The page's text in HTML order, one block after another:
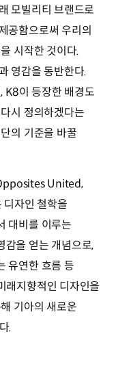
모빌리티 브랜드로
공함으로써 우리의
시작한 것이다.
영감을 동반한다.
K8이 등장한 배경도
시 정의하겠다는
의 기준을 바꿀
United,
디자인 철학을
대비를 이루는
감을 얻는 개념으로,
유연한 흐름 등
래지향적인 디자인을
기아의 새로운
.